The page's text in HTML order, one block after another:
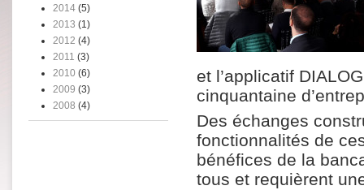
2014 (5)
2013 (1)
2012 (4)
2011 (3)
2010 (6)
2009 (3)
2008 (4)
et l’applicatif
cinquantaine
Des échanges
fonctionnalités de
bénéfices de la
tous et requièrent